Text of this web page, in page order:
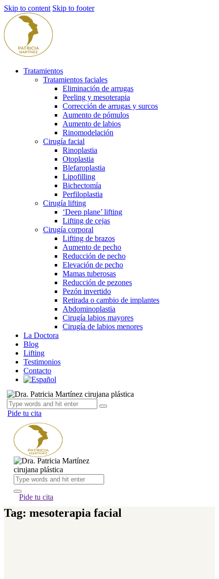
Skip to content Skip to footer
Tratamientos
Tratamientos faciales
Eliminación de arrugas
Peeling y mesoterapia
Corrección de arrugas y surcos
Aumento de pómulos
Aumento de labios
Rinomodelación
Cirugía facial
Rinoplastia
Otoplastia
Blefaroplastia
Lipofilling
Bichectomía
Perfiloplastia
Cirugía lifting
‘Deep plane’ lifting
Lifting de cejas
Cirugía corporal
Lifting de brazos
Aumento de pecho
Reducción de pecho
Elevación de pecho
Mamas tuberosas
Reducción de pezones
Pezón invertido
Retirada o cambio de implantes
Abdominoplastia
Cirugía labios mayores
Cirugía de labios menores
La Doctora
Blog
Lifting
Testimonios
Contacto
Pide tu cita
Pide tu cita
Tag: mesoterapia facial